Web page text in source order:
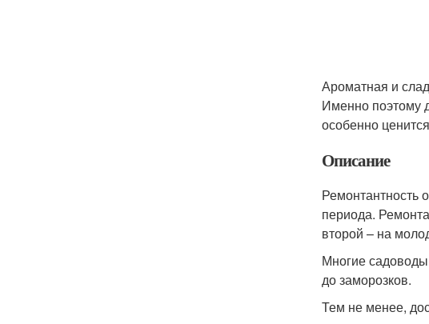
Ароматная и
Именно поэтому
особенно
Описание
Ремонтантность
периода.
второй – на
Многие
до заморозков.
Тем не менее,